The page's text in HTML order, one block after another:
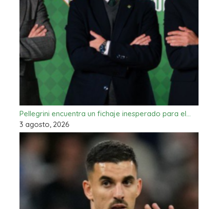
Pellegrini encuentra un fichaje inesperado para el…
3 agosto, 2026